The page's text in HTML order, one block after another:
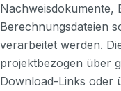
Nachweisdokumente,
Berechnungsdateien
verarbeitet werden.
projektbezogen über
Download-Links oder